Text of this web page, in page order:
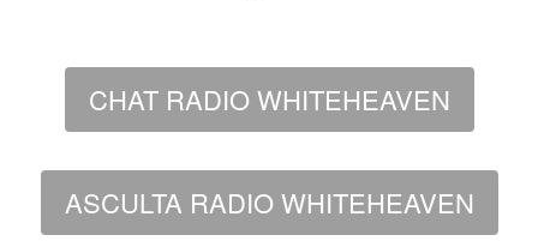
CHAT RADIO WHITEHEAVEN
ASCULTA RADIO WHITEHEAVEN